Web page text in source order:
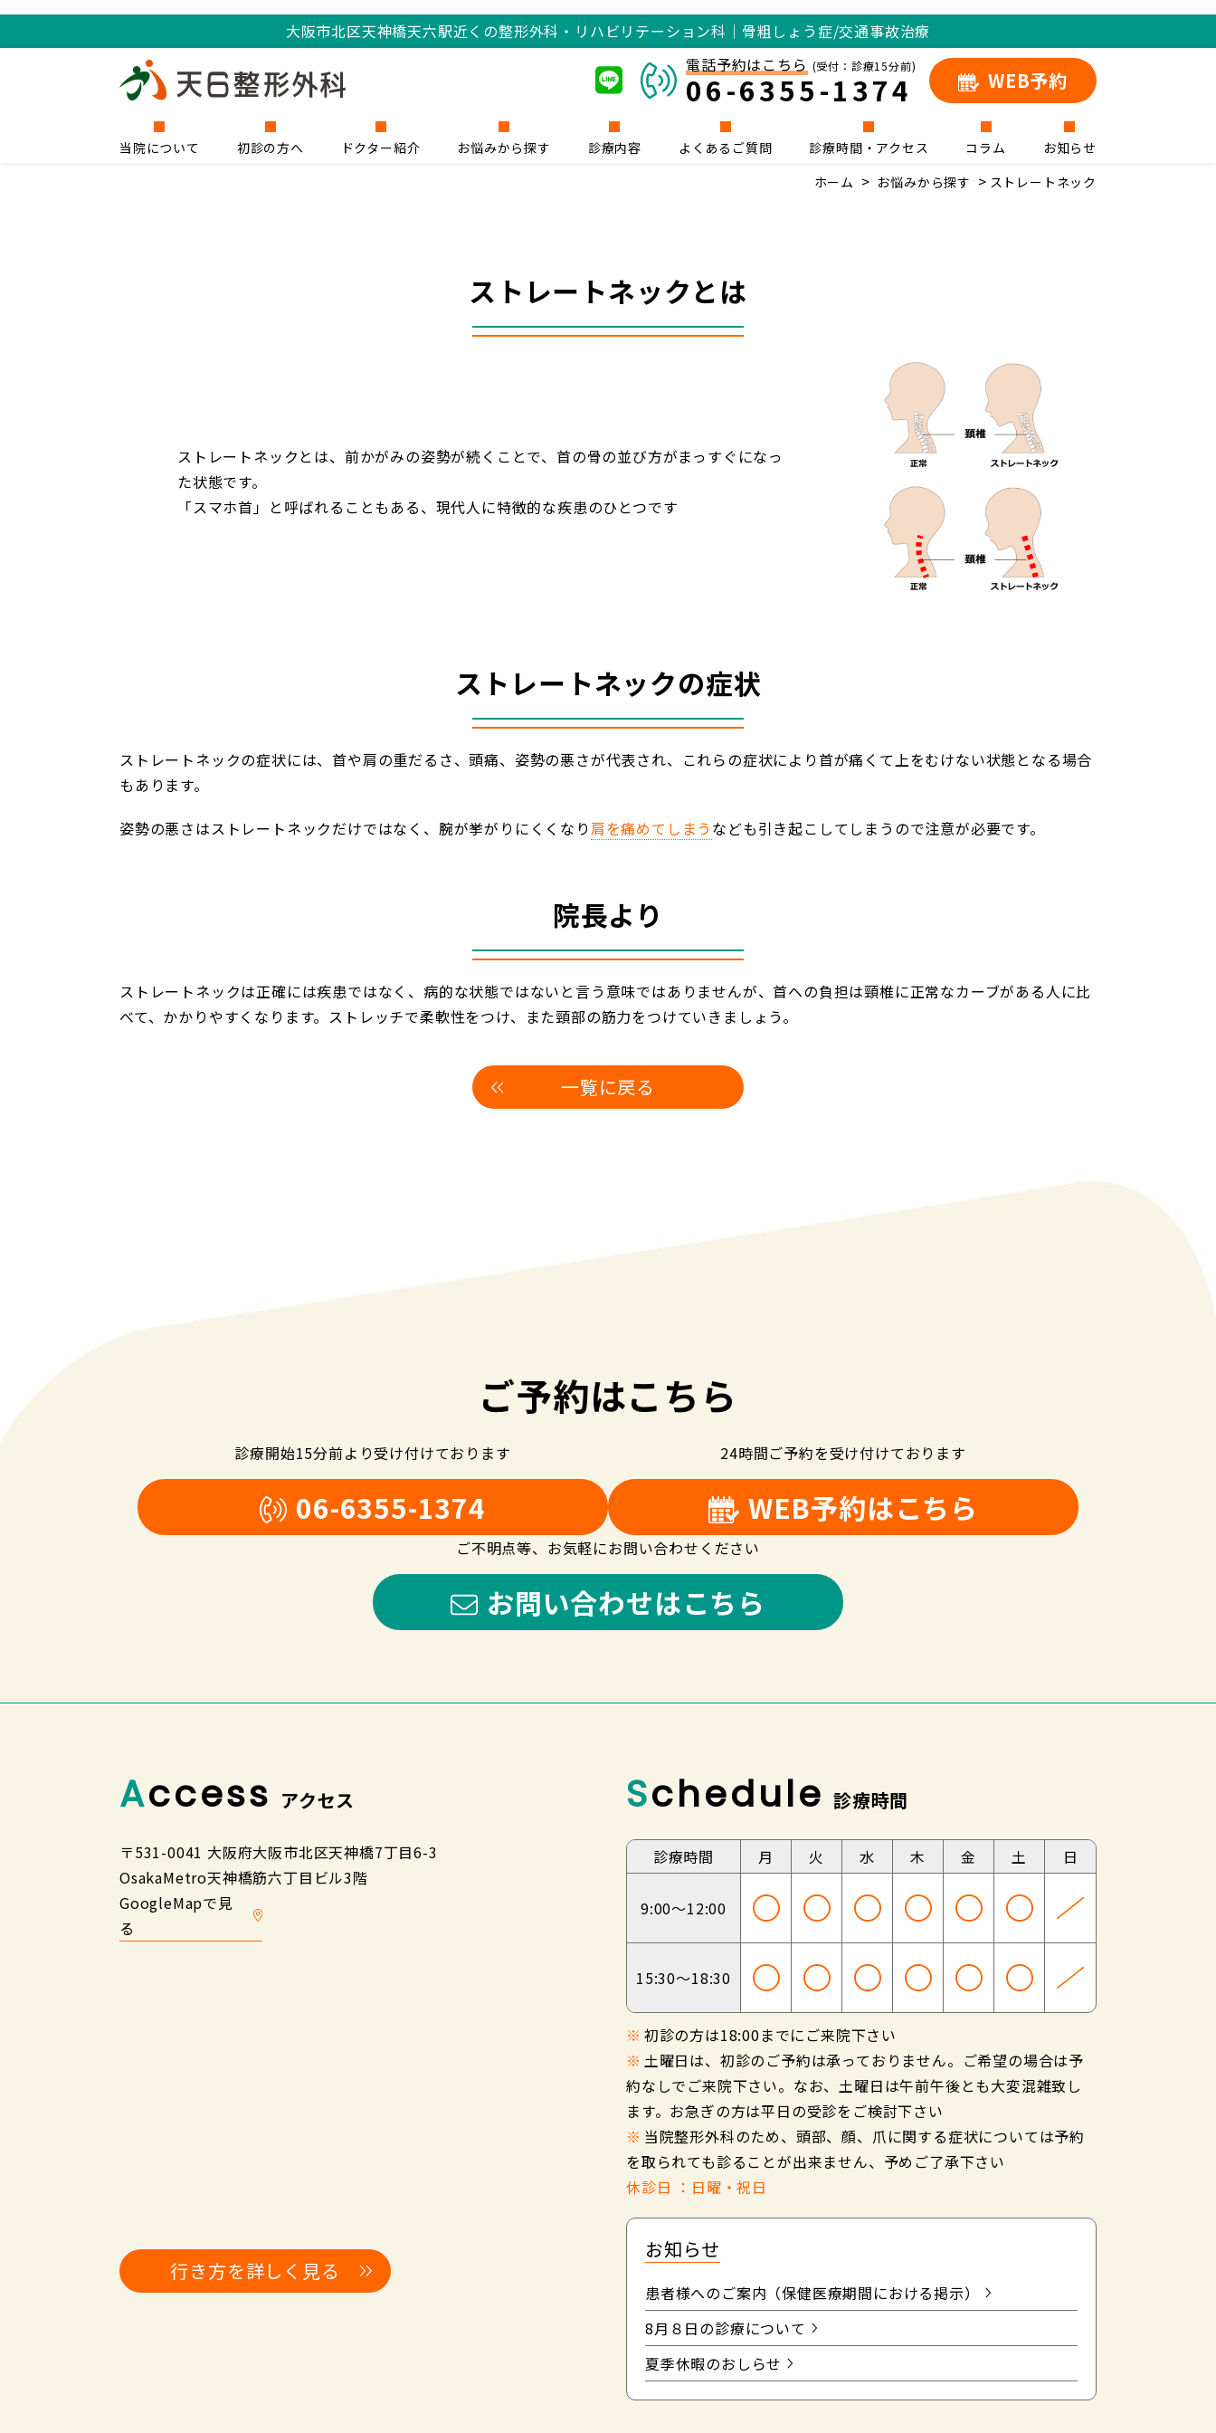
大阪市北区天神橋天六駅近くの整形外科・リハビリテーション科｜骨粗しょう症/交通事故治療
電話予約はこちら (受付：診療15分前)
06-6355-1374 WEB予約
当院について 初診の方へ ドクター紹介 お悩みから探す 診療内容 よくあるご質問 診療時間・アクセス コラム
お知らせ
ホーム
お悩みから探す ストレートネック
ストレートネックとは
ストレートネックとは、前かがみの姿勢が続くことで、首の骨の並び方がまっすぐになっ
た状態です。
「スマホ首」と呼ばれることもある、現代人に特徴的な疾患のひとつです
ストレートネックの症状
ストレートネックの症状には、首や肩の重だるさ、頭痛、姿勢の悪さが代表され、これらの症状により首が痛くて上をむけない状態となる場合
もあります。
姿勢の悪さはストレートネックだけではなく、腕が挙がりにくくなり 肩を痛めてしまう なども引き起こしてしまうので注意が必要です。
院長より
ストレートネックは正確には疾患ではなく、病的な状態ではないと言う意味ではありませんが、首への負担は頸椎に正常なカーブがある人に比
べて、かかりやすくなります。ストレッチで柔軟性をつけ、また頸部の筋力をつけていきましょう。
一覧に戻る
ご予約はこちら
診療開始15分前より受け付けております
06-6355-1374
24時間ご予約を受け付けております
WEB予約はこちら
ご不明点等、お気軽にお問い合わせください
お問い合わせはこちら
Access アクセス
〒531-0041 大阪府大阪市北区天神橋7丁目6-3
OsakaMetro天神橋筋六丁目ビル3階
GoogleMapで見
る
行き方を詳しく見る
Schedule 診療時間
診療時間 月 火 水 木 金 土 日
9:00～12:00
15:30～18:30
※ 初診の方は18:00までにご来院下さい
※ 土曜日は、初診のご予約は承っておりません。ご希望の場合は予
約なしでご来院下さい。なお、土曜日は午前午後とも大変混雑致し
ます。お急ぎの方は平日の受診をご検討下さい
※ 当院整形外科のため、頭部、顔、爪に関する症状については予約
を取られても診ることが出来ません、予めご了承下さい
休診日 ：日曜・祝日
お知らせ
患者様へのご案内（保健医療期間における掲示）
8月８日の診療について
夏季休暇のおしらせ